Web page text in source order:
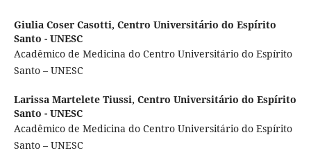
Giulia Coser Casotti, Centro Universitário do Espírito
Santo - UNESC
Acadêmico de Medicina do Centro Universitário do Espírito
Santo – UNESC
Larissa Martelete Tiussi, Centro Universitário do Espírito
Santo - UNESC
Acadêmico de Medicina do Centro Universitário do Espírito
Santo – UNESC